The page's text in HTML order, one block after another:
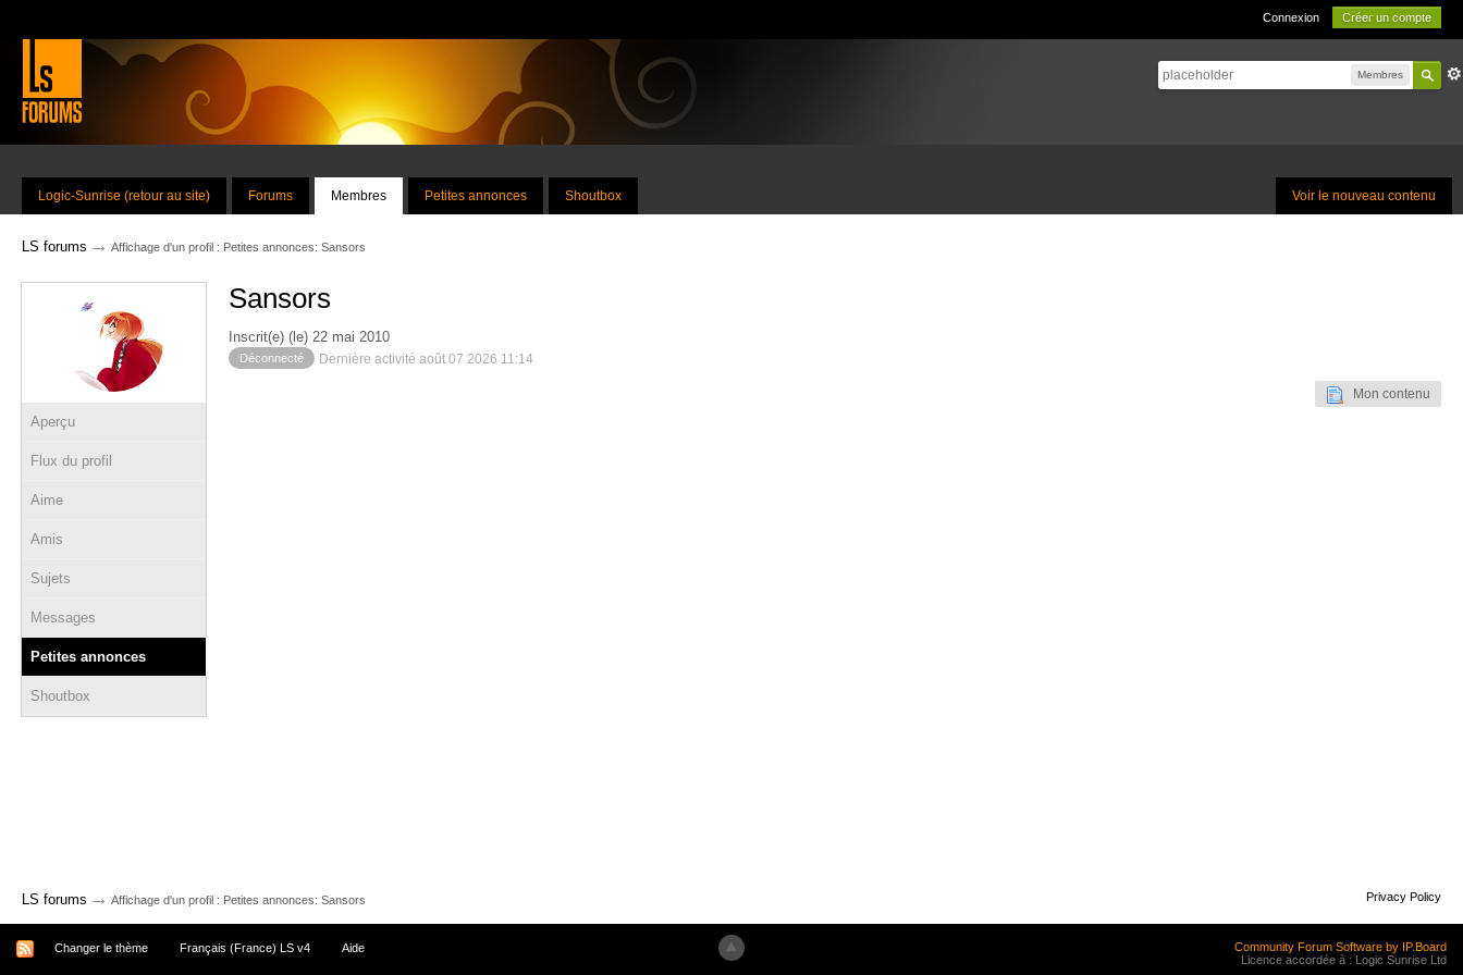
Connexion Créer un compte
Membres
Voir le nouveau contenu
Logic-Sunrise (retour au site) Forums Membres Petites annonces Shoutbox
LS forums → Affichage d'un profil : Petites annonces: Sansors
Aperçu
Flux du profil
Aime
Amis
Sujets
Messages
Petites annonces
Shoutbox
Sansors
Inscrit(e) (le) 22 mai 2010
Déconnecté Dernière activité août 07 2026 11:14
Mon contenu
LS forums → Affichage d'un profil : Petites annonces: Sansors Privacy Policy
Changer le thème Français (France) LS v4 Aide
Community Forum Software by IP.Board
Licence accordée à : Logic Sunrise Ltd